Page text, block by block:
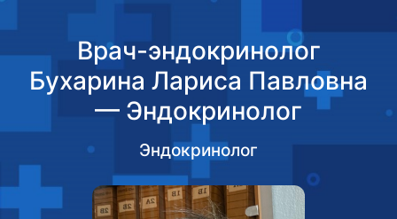
Врач-эндокринолог
Бухарина Лариса Павловна
— Эндокринолог
Эндокринолог